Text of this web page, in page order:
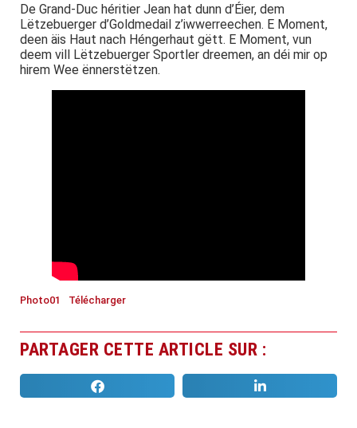
De Grand-Duc héritier Jean hat dunn d’Éier, dem
Lëtzebuerger d’Goldmedail z’iwwerreechen. E Moment,
deen äis Haut nach Héngerhaut gëtt. E Moment, vun
deem vill Lëtzebuerger Sportler dreemen, an déi mir op
hirem Wee ënnerstëtzen.
Photo01 Télécharger
PARTAGER CETTE ARTICLE SUR :